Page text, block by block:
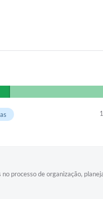
processo de organização,